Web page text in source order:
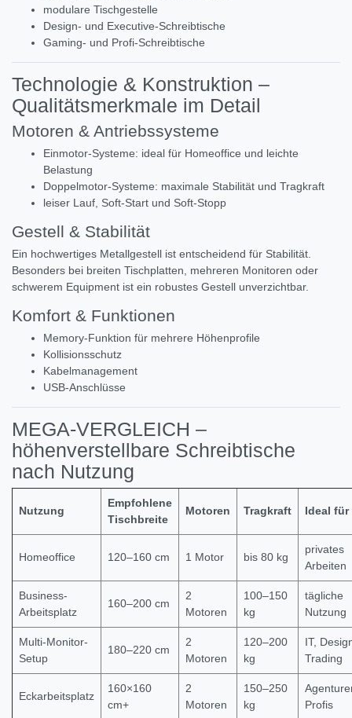
modulare Tischgestelle
Design- und Executive-Schreibtische
Gaming- und Profi-Schreibtische
Technologie & Konstruktion –
Qualitätsmerkmale im Detail
Motoren & Antriebssysteme
Einmotor-Systeme: ideal für Homeoffice und leichte
Belastung
Doppelmotor-Systeme: maximale Stabilität und Tragkraft
leiser Lauf, Soft-Start und Soft-Stopp
Gestell & Stabilität
Ein hochwertiges Metallgestell ist entscheidend für Stabilität.
Besonders bei breiten Tischplatten, mehreren Monitoren oder
schwerem Equipment ist ein robustes Gestell unverzichtbar.
Komfort & Funktionen
Memory-Funktion für mehrere Höhenprofile
Kollisionsschutz
Kabelmanagement
USB-Anschlüsse
MEGA-VERGLEICH –
höhenverstellbare Schreibtische
nach Nutzung
Nutzung
Empfohlene
Tischbreite
Motoren Tragkraft Ideal für
Homeoffice 120–160 cm 1 Motor bis 80 kg
privates
Arbeiten
Business-
Arbeitsplatz
160–200 cm
2
Motoren
100–150
kg
tägliche
Nutzung
Multi-Monitor-
Setup
180–220 cm
2
Motoren
120–200
kg
IT,
Trading
Eckarbeitsplatz
160×160
cm+
2
Motoren
150–250
kg
Profis